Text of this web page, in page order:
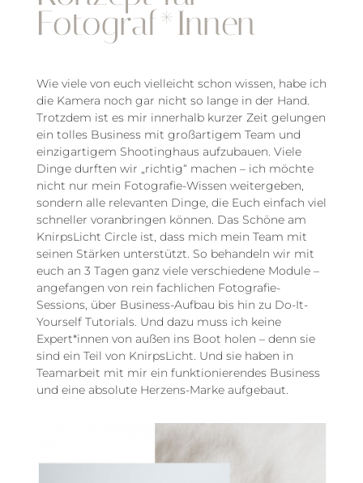
Fotograf*Innen
Wie viele von euch vielleicht schon wissen, habe ich
die Kamera noch gar nicht so lange in der Hand.
Trotzdem ist es mir innerhalb kurzer Zeit gelungen
ein tolles Business mit großartigem Team und
einzigartigem Shootinghaus aufzubauen. Viele
Dinge durften wir „richtig“ machen – ich möchte
nicht nur mein Fotografie-Wissen weitergeben,
sondern alle relevanten Dinge, die Euch einfach viel
schneller voranbringen können. Das Schöne am
KnirpsLicht Circle ist, dass mich mein Team mit
seinen Stärken unterstützt. So behandeln wir mit
euch an 3 Tagen ganz viele verschiedene Module –
angefangen von rein fachlichen Fotografie-
Sessions, über Business-Aufbau bis hin zu Do-It-
Yourself Tutorials. Und dazu muss ich keine
Expert*innen von außen ins Boot holen – denn sie
sind ein Teil von KnirpsLicht. Und sie haben in
Teamarbeit mit mir ein funktionierendes Business
und eine absolute Herzens-Marke aufgebaut.